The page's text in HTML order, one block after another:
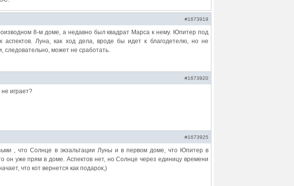
#1673919
8-м доме, а недавно был квадрат Марса к нему. Юпитер под
Луна, как ход дела, вроде бы идет к благодетелю, но не
следовательно, может не сработать.
#1673920
играет?
#1673925
, что Солнце в экзальтации Луны и в первом доме, что Юпитер в
он уже прям в доме. Аспектов нет, но Солнце через единицу времени
что кот вернется как подарок,)